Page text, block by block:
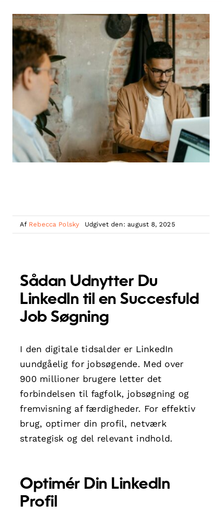
Af Rebecca Polsky Udgivet den: august 8, 2025
Sådan Udnytter Du
LinkedIn til en Succesfuld
Job Søgning
I den digitale tidsalder er LinkedIn
uundgåelig for jobsøgende. Med over
900 millioner brugere letter det
forbindelsen til fagfolk, jobsøgning og
fremvisning af færdigheder. For effektiv
brug, optimer din profil, netværk
strategisk og del relevant indhold.
Optimér Din LinkedIn
Profil